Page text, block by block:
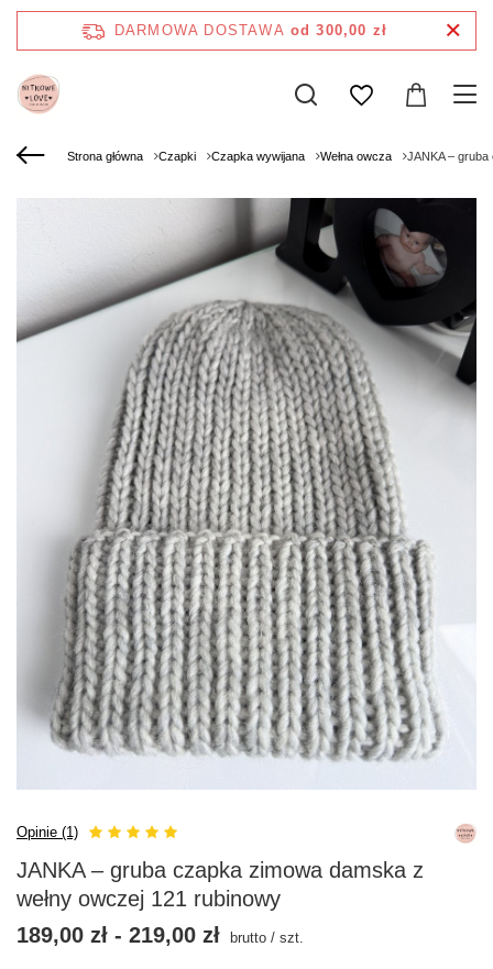
DARMOWA DOSTAWA od 300,00 zł
Strona główna Czapki Czapka wywijana Wełna owcza JANKA –
Opinie (1)
JANKA – gruba czapka zimowa damska z
wełny owczej 121 rubinowy
189,00 zł - 219,00 zł brutto / szt.